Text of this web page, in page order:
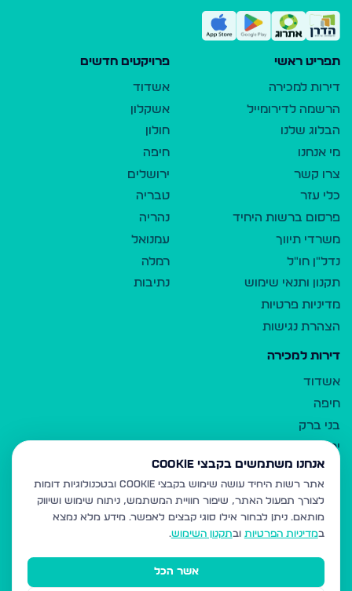
תפריט ראשי
דירות למכירה
הרשמה לדירומייל
הבלוג שלנו
מי אנחנו
צרו קשר
כלי עזר
פרסום ברשות היחיד
משרדי תיווך
נדל"ן חו"ל
תקנון ותנאי שימוש
מדיניות פרטיות
הצהרת נגישות
פרויקטים חדשים
אשדוד
אשקלון
חולון
חיפה
ירושלים
טבריה
נהריה
עמנואל
רמלה
נתיבות
דירות למכירה
אשדוד
חיפה
בני ברק
ירושלים
אלעד
גבעת זאב
בית שמש
רכסים
מודיעין עילית
אנחנו משתמשים בקבצי Cookie
אתר רשות היחיד עושה שימוש בקבצי Cookie ובטכנולוגיות דומות
לצורך תפעול האתר, שיפור חוויית המשתמש, ניתוח שימוש ושיווק
מותאם. ניתן לבחור אילו סוגי קבצים לאפשר. מידע מלא נמצא
במדיניות הפרטיות ובתקנון השימוש.
אשר הכל